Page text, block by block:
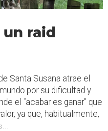
un raid
Santa Susana atrae el
por su dificultad y
el “acabar es ganar” que
ya que, habitualmente,